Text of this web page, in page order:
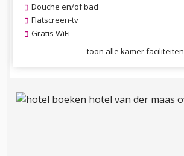
Douche en/of bad
Flatscreen-tv
Gratis WiFi
toon alle kamer faciliteiten